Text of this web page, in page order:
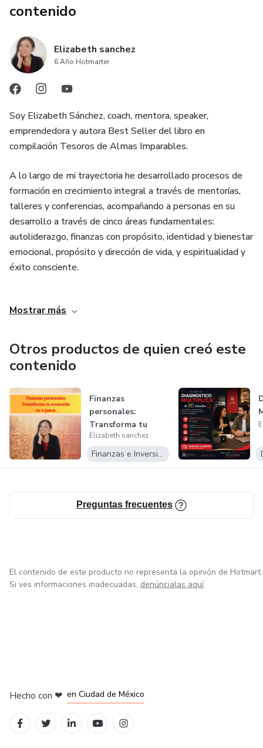
contenido
Elizabeth sanchez
6 Año Hotmarter
Soy Elizabeth Sánchez, coach, mentora, speaker,
emprendedora y autora Best Seller del libro en
compilación Tesoros de Almas Imparables.
A lo largo de mi trayectoria he desarrollado procesos de
formación en crecimiento integral a través de mentorías,
talleres y conferencias, acompañando a personas en su
desarrollo a través de cinco áreas fundamentales:
autoliderazgo, finanzas con propósito, identidad y bienestar
emocional, propósito y dirección de vida, y espiritualidad y
éxito consciente.
diseñada para líderes y emprendedores que desean liderar
Mostrar más
Otros productos de quien creó este
contenido
Finanzas
personales:
Transforma tu
economía en 4
pasos.
Elizabeth sanchez
Finanzas e Inversiones
Preguntas frecuentes
El contenido de este producto no representa la opinión de Hotmart.
Si ves informaciones inadecuadas, denúncialas aquí
Hecho con ❤ en Ciudad de México